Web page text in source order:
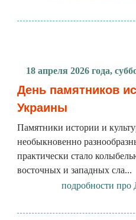
18 апреля 2026 года,
День памятников
Украины
Памятники истории и
необыкновенно
практически стало
восточных и западных сла...
подробности про